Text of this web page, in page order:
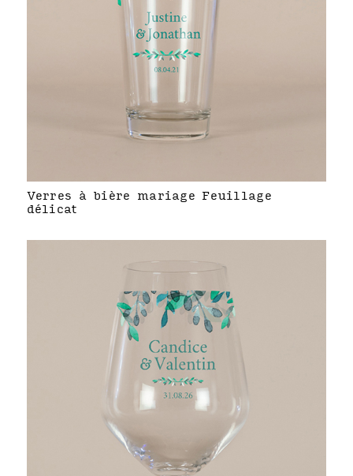
Verres à bière mariage Feuillage
délicat